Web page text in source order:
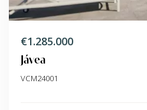
€1.285.000
Jávea
VCM24001